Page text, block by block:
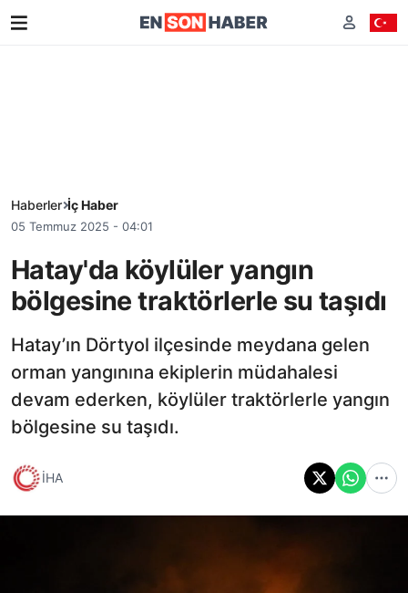
Haberler İç Haber
05 Temmuz 2025 - 04:01
Hatay'da köylüler yangın
bölgesine traktörlerle su taşıdı
Hatay’ın Dörtyol ilçesinde meydana gelen
orman yangınına ekiplerin müdahalesi
devam ederken, köylüler traktörlerle yangın
bölgesine su taşıdı.
İHA